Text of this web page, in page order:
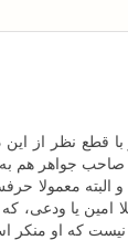
نظر از این
صاحب جواهر هم
معمولا
یا ودعی، که
نیست که او منکر